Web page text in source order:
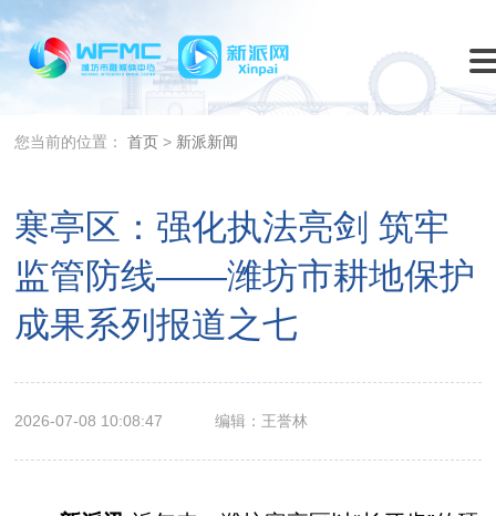
您当前的位置：首页 > 新派新闻
寒亭区：强化执法亮剑 筑牢
监管防线——潍坊市耕地保护
成果系列报道之七
2026-07-08 10:08:47 编辑：王誉林